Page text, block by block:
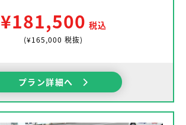
¥181,500 税込
(¥165,000 税抜)
プラン詳細へ